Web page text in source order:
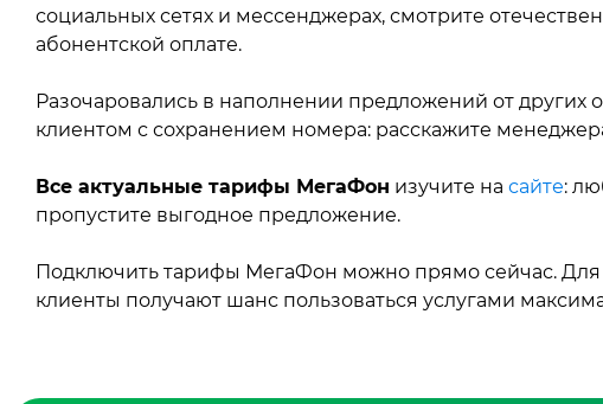
социальных сетях и мессенджерах, смотрите
абонентской оплате.
Разочаровались в наполнении предложений от
клиентом с сохранением номера: расскажите
Все актуальные тарифы МегаФон изучите на сайте:
пропустите выгодное предложение.
Подключить тарифы МегаФон можно прямо сейчас. Для
клиенты получают шанс пользоваться услугами